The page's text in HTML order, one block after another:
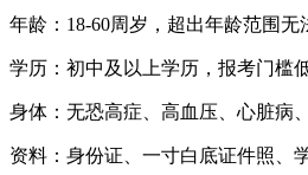
年龄：18-60周岁，超出年龄范围无
学历：初中及以上学历，报考门槛
身体：无恐高症、高血压、心脏病
资料：身份证、一寸白底证件照、